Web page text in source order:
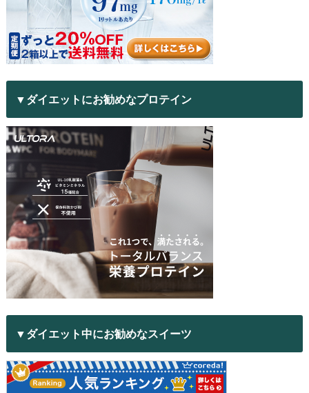
▼ダイエットにお勧めなプロテイン
▼ダイエット中にお勧めなスイーツ